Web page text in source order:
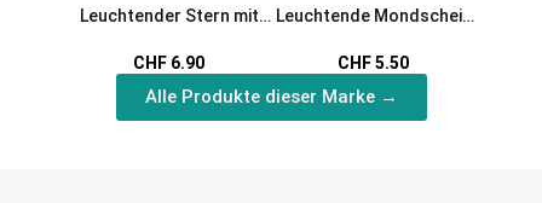
Leuchtender Stern mit
CHF 6.90
Leuchtende Mondschein
CHF 5.50
Alle Produkte dieser Marke →